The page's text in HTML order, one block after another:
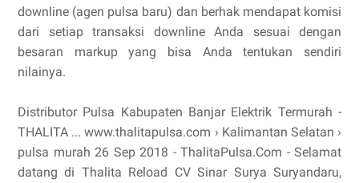
downline (agen pulsa baru) dan berhak mendapat komisi
dari setiap transaksi downline Anda sesuai dengan
besaran markup yang bisa Anda tentukan sendiri
nilainya.
Distributor Pulsa Kabupaten Banjar Elektrik Termurah -
THALITA ... www.thalitapulsa.com › Kalimantan Selatan ›
pulsa murah 26 Sep 2018 - ThalitaPulsa.Com - Selamat
datang di Thalita Reload CV Sinar Surya Suryandaru,